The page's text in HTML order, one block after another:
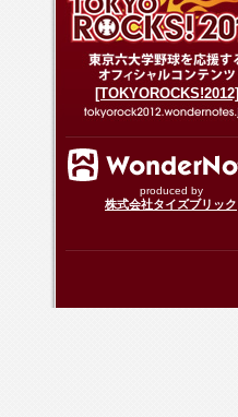
[TOKYOROCKS!2012]
produced by
株式会社タイズブリック